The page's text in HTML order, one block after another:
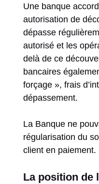
Une banque
autorisation de
dépasse
autorisé et les
delà de ce
bancaires
forçage », frais
dépassement.
La Banque ne
régularisation du
client en paiement.
La position de